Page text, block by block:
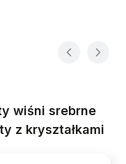
wiśni srebrne
z kryształkami